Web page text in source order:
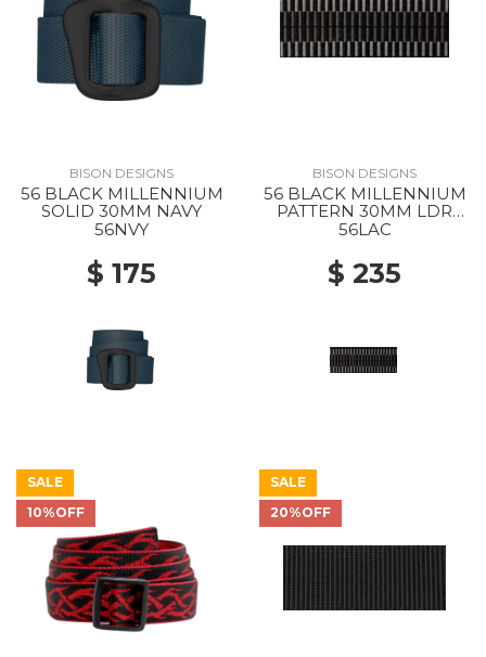
BISON DESIGNS
56 BLACK MILLENNIUM
SOLID 30MM NAVY
56NVY
$ 175
BISON DESIGNS
56 BLACK MILLENNIUM
PATTERN 30MM LDR
LCK CHAR
56LAC
$ 235
SALE
10%OFF
SALE
20%OFF